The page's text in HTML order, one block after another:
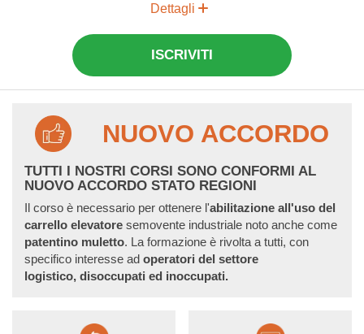
Dettagli
ISCRIVITI
NUOVO ACCORDO
TUTTI I NOSTRI CORSI SONO CONFORMI AL
NUOVO ACCORDO STATO REGIONI
Il corso è necessario per ottenere l'abilitazione all'uso del
carrello elevatore semovente industriale noto anche come
patentino muletto. La formazione è rivolta a tutti, con
specifico interesse ad operatori del settore
logistico, disoccupati ed inoccupati.